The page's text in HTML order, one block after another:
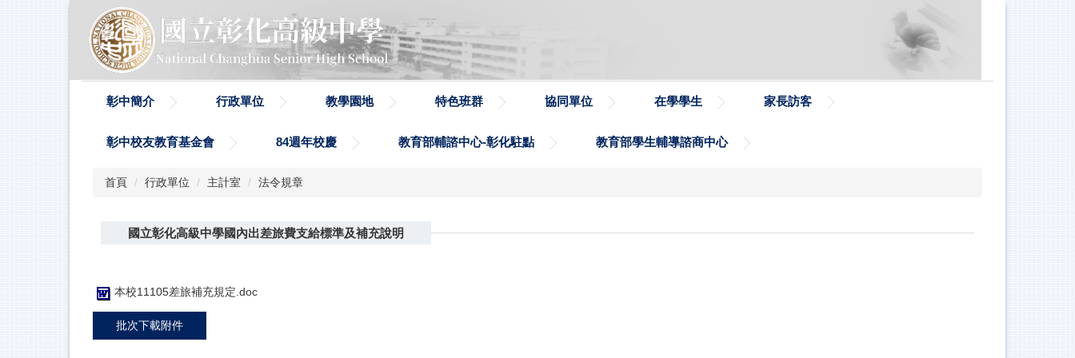
彰中簡介 行政單位 教學園地 特色班群 協同單位 在學學生 家長訪客
彰中校友教育基金會 84週年校慶 教育部輔諮中心-彰化駐點 教育部學生輔導諮商中心
首頁 行政單位 主計室 法令規章
國立彰化高級中學國內出差旅費支給標準及補充說明
本校11105差旅補充規定.doc
批次下載附件